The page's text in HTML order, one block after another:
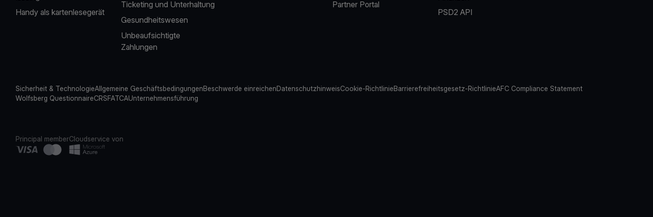
Handy als kartenlesegerät
Ticketing und Unterhaltung
Gesundheitswesen
Unbeaufsichtigte
Zahlungen
Partner Portal
PSD2 API
Sicherheit & TechnologieAllgemeine GeschäftsbedingungenBeschwerde einreichenDatenschutzhinweisCookie-RichtlinieBarrierefreiheitsgesetz-RichtlinieAFC Compliance Statement
Wolfsberg QuestionnaireCRSFATCAUnternehmensführung
Principal memberCloudservice von